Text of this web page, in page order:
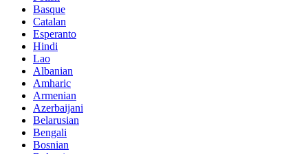
Basque
Catalan
Esperanto
Hindi
Lao
Albanian
Amharic
Armenian
Azerbaijani
Belarusian
Bengali
Bosnian